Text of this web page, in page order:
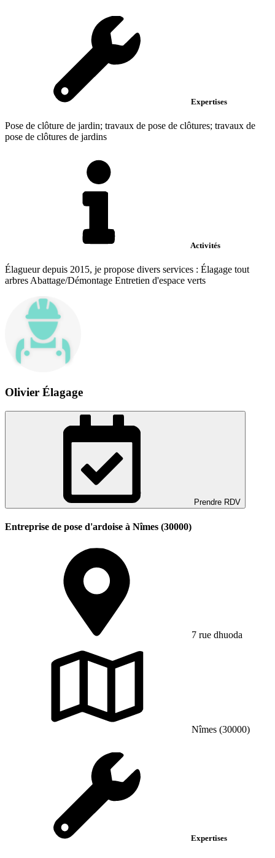
Expertises
Pose de clôture de jardin; travaux de pose de clôtures; travaux de
pose de clôtures de jardins
Activités
Élagueur depuis 2015, je propose divers services : Élagage tout
arbres Abattage/Démontage Entretien d'espace verts
Olivier Élagage
Prendre RDV
Entreprise de pose d'ardoise à Nîmes (30000)
7 rue dhuoda
Nîmes (30000)
Expertises